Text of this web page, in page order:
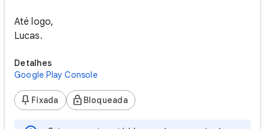
Até logo,
Lucas.
Detalhes
Google Play Console
Fixada Bloqueada